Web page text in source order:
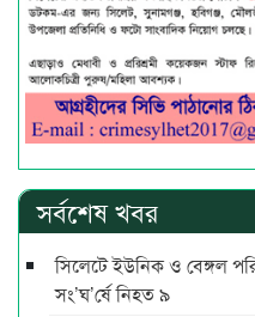
সর্বশেষ খবর
সিলেটে ইউনিক ও বেঙ্গল
সং’ঘ’র্ষে নিহত ৯